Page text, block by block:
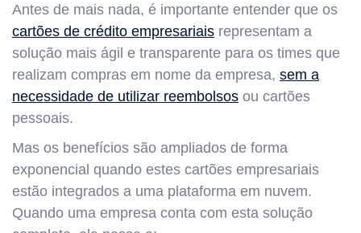
Antes de mais nada, é importante entender que os
cartões de crédito empresariais representam a
solução mais ágil e transparente para os times que
realizam compras em nome da empresa, sem a
necessidade de utilizar reembolsos ou cartões
pessoais.
Mas os benefícios são ampliados de forma
exponencial quando estes cartões empresariais
estão integrados a uma plataforma em nuvem.
Quando uma empresa conta com esta solução